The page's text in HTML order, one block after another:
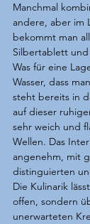
Manchmal
andere, aber im
bekommt man
Silbertablett
Was für eine
Wasser, dass
steht bereits in
auf dieser
sehr weich und
Wellen. Das
angenehm, mit
distinguierten
Die Kulinarik
offen, sondern
unerwarteten